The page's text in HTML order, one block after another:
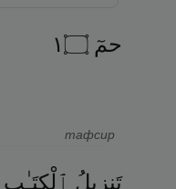
حمٓ ۝١
тафсир
تَنزِيلُ ٱلْكِتَـٰبِ